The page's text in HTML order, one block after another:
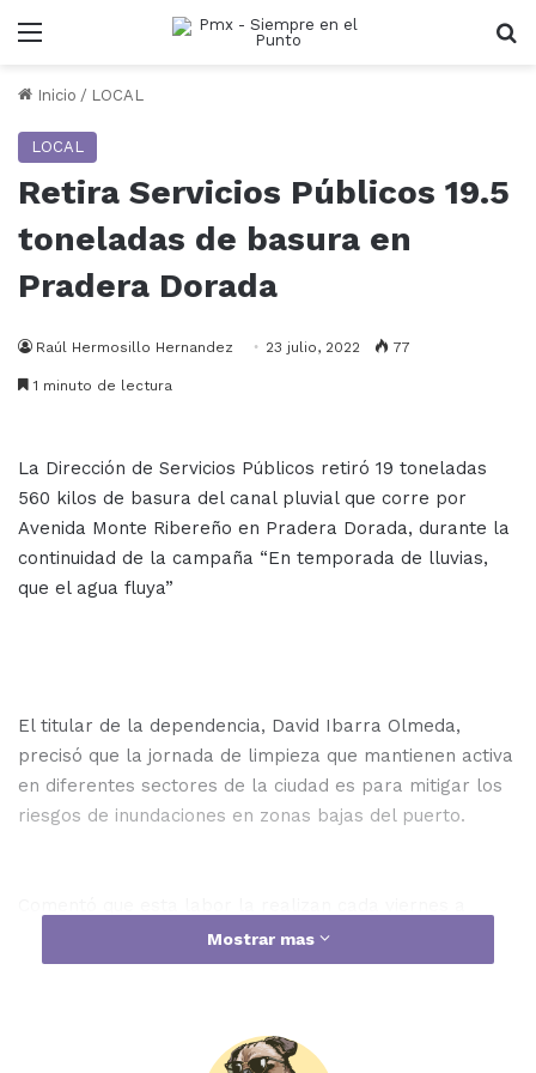
Menu
Inicio / LOCAL
LOCAL
Retira Servicios Públicos 19.5
toneladas de basura en
Pradera Dorada
Raúl Hermosillo Hernandez 23 julio, 2022 77
1 minuto de lectura
La Dirección de Servicios Públicos retiró 19 toneladas
560 kilos de basura del canal pluvial que corre por
Avenida Monte Ribereño en Pradera Dorada, durante la
continuidad de la campaña “En temporada de lluvias,
que el agua fluya”
El titular de la dependencia, David Ibarra Olmeda,
precisó que la jornada de limpieza que mantienen activa
en diferentes sectores de la ciudad es para mitigar los
riesgos de inundaciones en zonas bajas del puerto.
partir de las 7:00 horas con el apoyo de trabajadores
de los diferentes departamentos de la dependencia,
Mostrar mas